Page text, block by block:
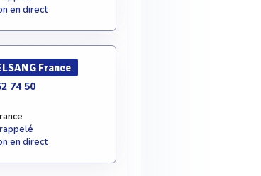
en direct
France
74 50
en direct